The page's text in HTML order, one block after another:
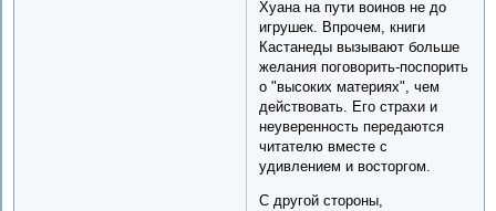
Хуана на пути воинов не до
игрушек. Впрочем, книги
Кастанеды вызывают больше
желания поговорить-поспорить
о "высоких материях", чем
действовать. Его страхи и
неуверенность передаются
читателю вместе с
удивлением и восторгом.
С другой стороны,